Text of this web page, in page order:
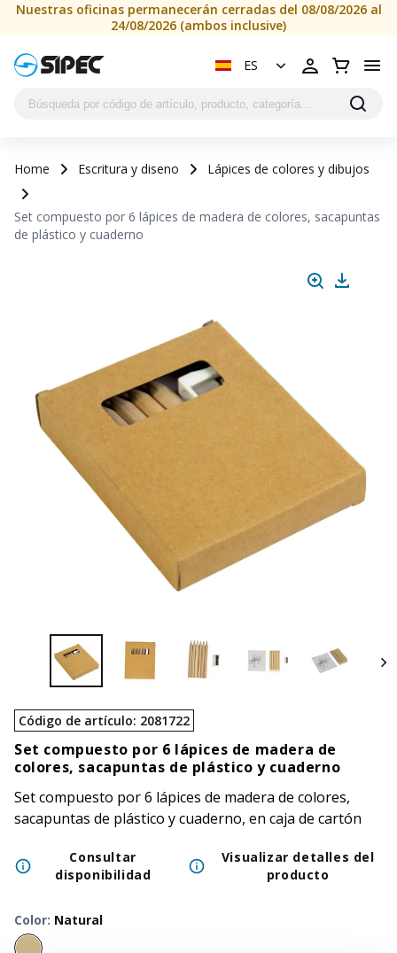
Nuestras oficinas permanecerán cerradas del 08/08/2026 al
24/08/2026 (ambos inclusive)
ES
Home Escritura y diseno Lápices de colores y dibujos
Set compuesto por 6 lápices de madera de colores, sacapuntas
de plástico y cuaderno
Código de artículo: 2081722
Set compuesto por 6 lápices de madera de
colores, sacapuntas de plástico y cuaderno
Set compuesto por 6 lápices de madera de colores,
sacapuntas de plástico y cuaderno, en caja de cartón
Consultar
disponibilidad
Visualizar detalles del
producto
Color: Natural